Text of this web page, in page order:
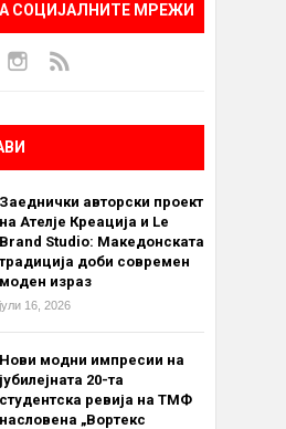
СОЦИЈАЛНИТЕ МРЕЖИ
Заеднички авторски проект
на Ателје Креација и Le
Brand Studio: Македонската
традиција доби современ
моден израз
јули 16, 2026
Нови модни импресии на
јубилејната 20-та
студентска ревија на ТМФ
насловена „Вортекс